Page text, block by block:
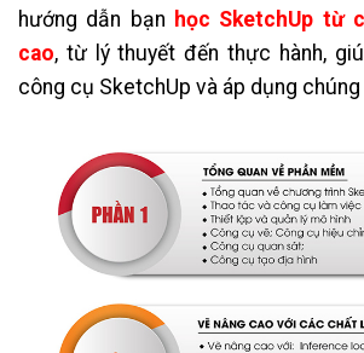
hướng dẫn bạn học SketchUp từ
cao, từ lý thuyết đến thực hành,
công cụ SketchUp và áp dụng